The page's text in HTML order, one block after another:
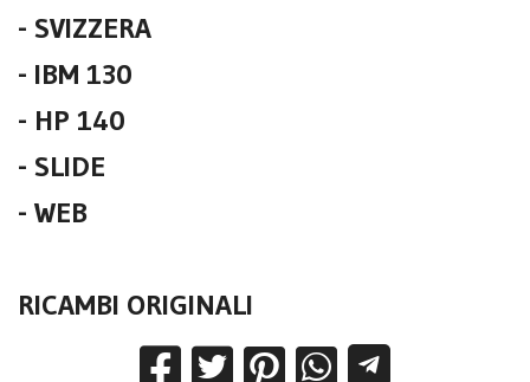
- SVIZZERA
- IBM 130
- HP 140
- SLIDE
- WEB
RICAMBI ORIGINALI